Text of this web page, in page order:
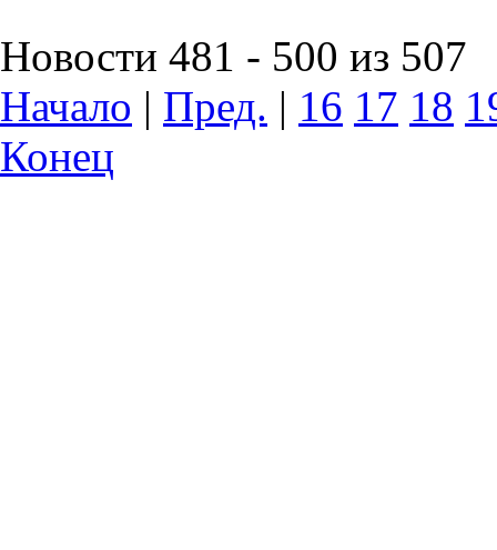
Новости 481 - 500 из 507
Начало | Пред. | 16 17 18
Конец